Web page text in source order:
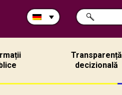
Durchsuchen
Sie
SUCHE
Transparență
decizională